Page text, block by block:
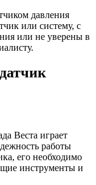
давления
или систему, с
или не уверены в
Веста играет
работы
его необходимо
инструменты и